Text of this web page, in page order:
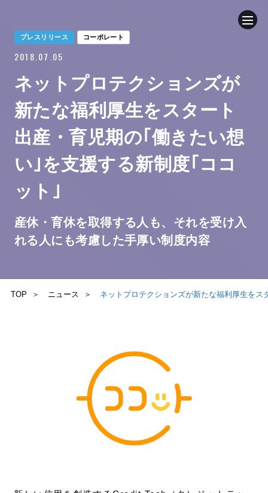
企業情報
ニュース
事業内容
採用情報
ブログ
サステナビリティ
プレスリリース コーポレート
2018.07.05
ネットプロテクションズが
新たな福利厚生をスタート
出産・育児期の｢働きたい想
い｣を支援する新制度｢ココ
ット｣
産休・育休を取得する人も、それを受け入
れる人にも考慮した手厚い制度内容
TOP ニュース ネットプロテクションズが新たな福利厚生を